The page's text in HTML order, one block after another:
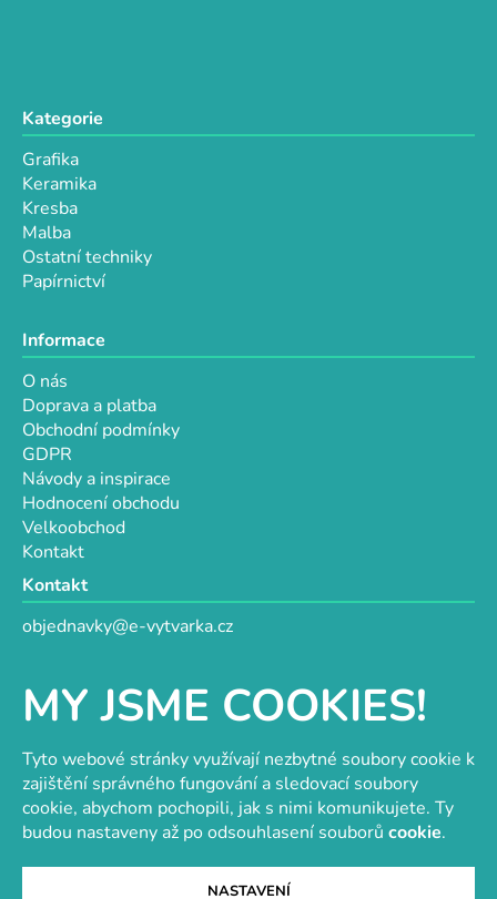
MY JSME COOKIES!
Tyto webové stránky využívají nezbytné soubory cookie k
zajištění správného fungování a sledovací soubory
cookie, abychom pochopili, jak s nimi komunikujete. Ty
budou nastaveny až po odsouhlasení souborů cookie.
NASTAVENÍ
ý
Kategorie
Grafika
Keramika
Kresba
Malba
Ostatní techniky
Papírnictví
Informace
O nás
Doprava a platba
Obchodní podmínky
GDPR
Návody a inspirace
Hodnocení obchodu
Velkoobchod
Kontakt
Kontakt
objednavky@e-vytvarka.cz
Facebook
Velkoobchod s korálky a komponentyTvořit je radost